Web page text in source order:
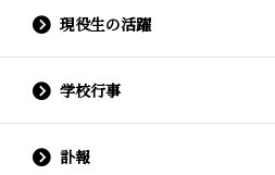
現役生の活躍
学校行事
訃報